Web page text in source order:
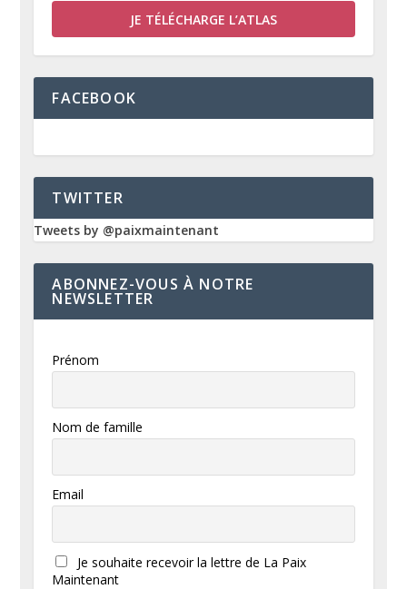
JE TÉLÉCHARGE L’ATLAS
FACEBOOK
TWITTER
Tweets by @paixmaintenant
ABONNEZ-VOUS À NOTRE
NEWSLETTER
Prénom
Nom de famille
Email
Je souhaite recevoir la lettre de La Paix
Maintenant